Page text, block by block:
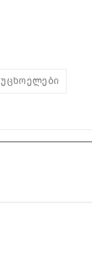
უცხოელები